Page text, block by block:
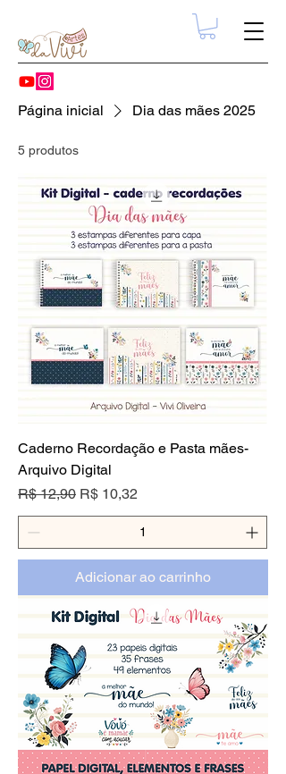
Página inicial Dia das mães 2025
5 produtos
Caderno Recordação e Pasta mães-
Arquivo Digital
Preço normal
R$ 12,90 Preço promocional
R$ 10,32
Adicionar ao carrinho